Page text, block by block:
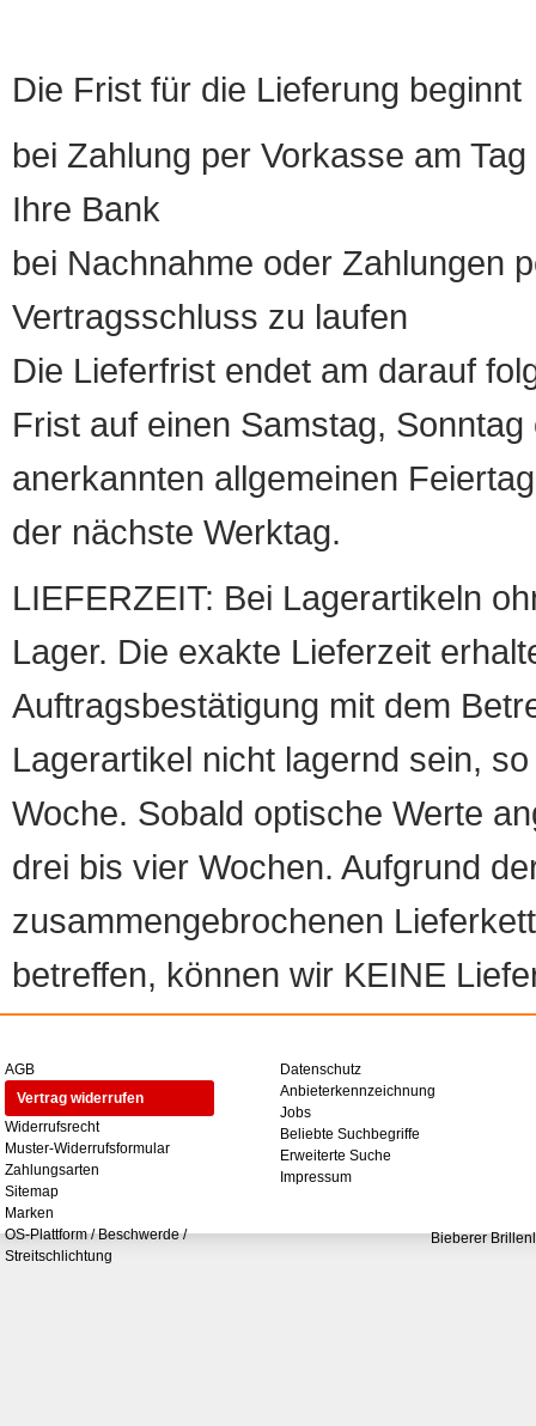
Die Frist für die Lieferung beginnt
bei Zahlung per Vorkasse am
Ihre Bank
bei Nachnahme oder Zahlungen
Vertragsschluss zu laufen
Die Lieferfrist endet am darauf
Frist auf einen Samstag,
anerkannten allgemeinen
der nächste Werktag.
LIEFERZEIT: Bei Lagerartikeln
Lager. Die exakte Lieferzeit
Auftragsbestätigung mit dem
Lagerartikel nicht lagernd sein,
Woche. Sobald optische Werte
drei bis vier Wochen. Aufgrund
zusammengebrochenen
betreffen, können wir KEINE
AGB
Vertrag widerrufen
Widerrufsrecht
Muster-Widerrufsformular
Zahlungsarten
Sitemap
Marken
OS-Plattform / Beschwerde /
Streitschlichtung
Datenschutz
Anbieterkennzeichnung
Jobs
Beliebte Suchbegriffe
Erweiterte Suche
Impressum
Bieberer